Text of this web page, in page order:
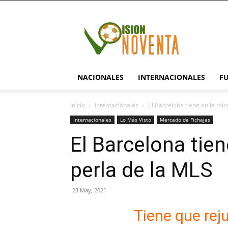
NACIONALES INTERNACIONALES
Inicio Internacionales El Barcelona tiene en la
Internacionales Lo Más Visto Mercado de Fichajes
El Barcelona
perla de la MLS
23 May, 2021
Tiene que